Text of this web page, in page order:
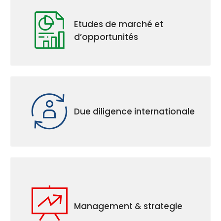
Etudes de marché et
d’opportunités
Due diligence internationale
Management & strategie